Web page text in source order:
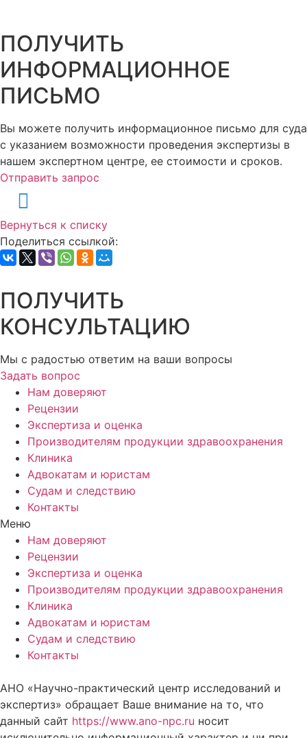
ПОЛУЧИТЬ
ИНФОРМАЦИОННОЕ
ПИСЬМО
Вы можете получить информационное письмо для суда
с указанием возможности проведения экспертизы в
нашем экспертном центре, ее стоимости и сроков.
Отправить запрос
Вернуться к списку
Поделиться ссылкой:
ПОЛУЧИТЬ
КОНСУЛЬТАЦИЮ
Мы с радостью ответим на ваши вопросы
Задать вопрос
Нам доверяют
Рецензии
Экспертиза и оценка
Производителям продукции здравоохранения
Клиника
Адвокатам и юристам
Судам и следствию
Контакты
Меню
Нам доверяют
Рецензии
Экспертиза и оценка
Производителям продукции здравоохранения
Клиника
Адвокатам и юристам
Судам и следствию
Контакты
АНО «Научно-практический центр исследований и
экспертиз» обращает Ваше внимание на то, что
данный сайт https://www.ano-npc.ru носит